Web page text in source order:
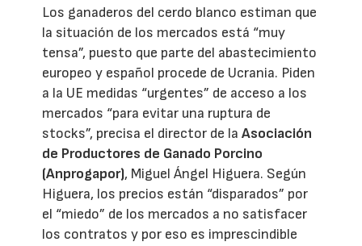
Los ganaderos del cerdo blanco estiman que
la situación de los mercados está “muy
tensa”, puesto que parte del abastecimiento
europeo y español procede de Ucrania. Piden
a la UE medidas “urgentes” de acceso a los
mercados “para evitar una ruptura de
stocks”, precisa el director de laAsociación
de Productores de Ganado Porcino
(Anprogapor), Miguel Ángel Higuera. Según
Higuera, los precios están “disparados” por
el “miedo” de los mercados a no satisfacer
los contratos y por eso es imprescindible